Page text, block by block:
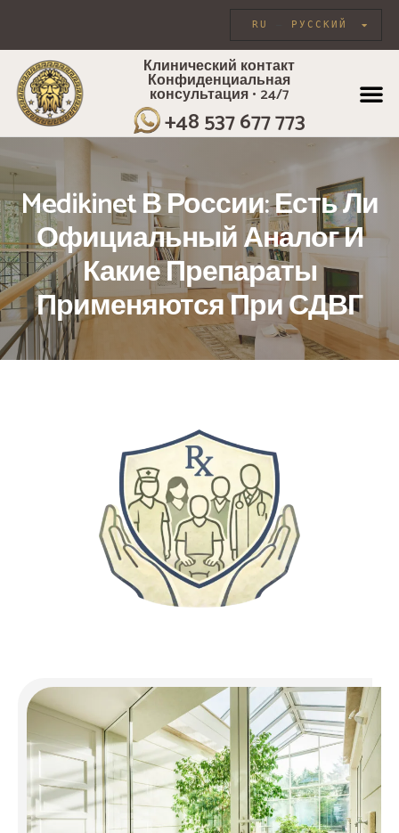
РУССКИЙ
RU
Клинический контакт
Конфиденциальная
консультация • 24/7
+48 537 677 773
Medikinet В России: Есть Ли
Официальный Аналог И
Какие Препараты
Применяются При СДВГ